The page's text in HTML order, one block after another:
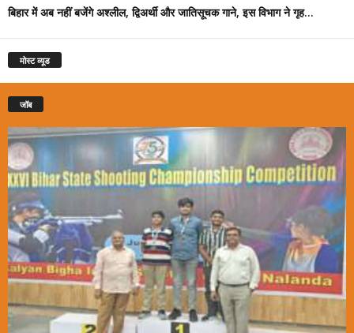
बिहार में अब नहीं बजेंगे अश्लील, द्विअर्थी और जातिसूचक गाने, इस विभाग ने गृह...
मोस्ट व्यूड
जॉब